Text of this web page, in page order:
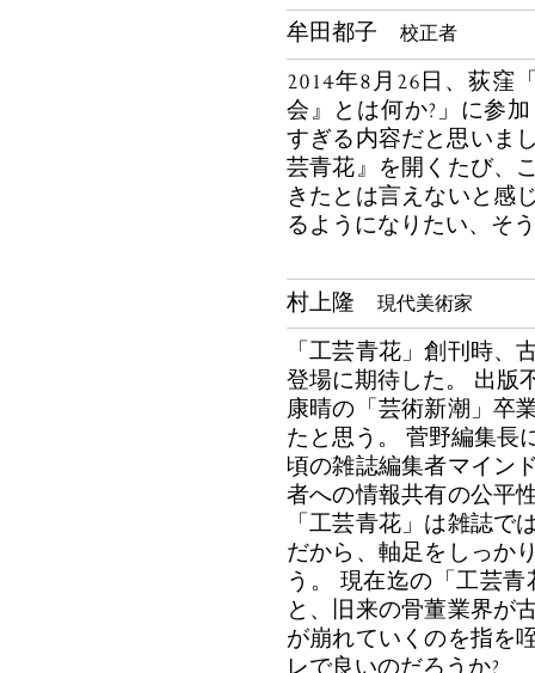
牟田都子 校正者
2014年8月26日、荻窪
会』とは何か?」に参
すぎる内容だと思いま
芸青花』を開くたび、
きたとは言えないと感
るようになりたい、そ
村上隆 現代美術家
「工芸青花」創刊時、
登場に期待した。 出版
康晴の「芸術新潮」卒
たと思う。 菅野編集長
頃の雑誌編集者マイン
者への情報共有の公平
「工芸青花」は雑誌で
だから、軸足をしっか
う。 現在迄の「工芸
と、旧来の骨董業界が
が崩れていくのを指を
レで良いのだろうか?